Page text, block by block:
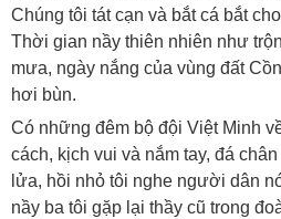
Chúng tôi tát cạn và bắt cá bắt
Thời gian nầy thiên nhiên như
mưa, ngày nắng của vùng đất
hơi bùn.
Có những đêm bộ đội Việt Minh
cách, kịch vui và nắm tay, đá
lửa, hồi nhỏ tôi nghe người dân
nầy ba tôi gặp lại thầy cũ trong